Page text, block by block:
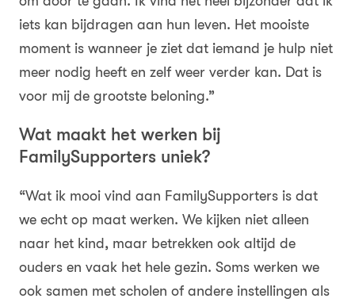
iets kan bijdragen aan hun leven. Het mooiste
moment is wanneer je ziet dat iemand je hulp niet
meer nodig heeft en zelf weer verder kan. Dat is
voor mij de grootste beloning.”
Wat maakt het werken bij
FamilySupporters uniek?
“Wat ik mooi vind aan FamilySupporters is dat
we echt op maat werken. We kijken niet alleen
naar het kind, maar betrekken ook altijd de
ouders en vaak het hele gezin. Soms werken we
ook samen met scholen of andere instellingen als